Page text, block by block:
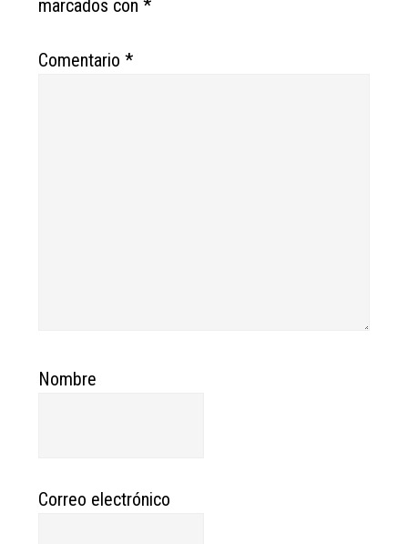
marcados con*
Comentario*
Nombre
Correo electrónico